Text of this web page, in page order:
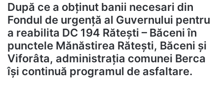
După ce a obținut banii necesari din
Fondul de urgență al Guvernului pentru
a reabilita DC 194 Rătești – Băceni în
punctele Mănăstirea Rătești, Băceni și
Viforâta, administrația comunei Berca
își continuă programul de asfaltare.